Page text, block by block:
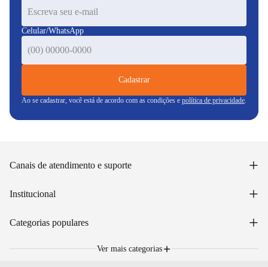
Celular/WhatsApp
Cadastrar
Ao se cadastrar, você está de acordo com as condições e política de privacidade
Canais de atendimento e suporte +
Acompanhar pedido
Email: sac@lojasunilar.com.br
Nossas lojas
Institucional +
Política de entregas
Portal de Vagas
Categorias populares +
Ver mais categorias